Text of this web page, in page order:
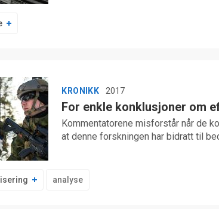
KRONIKK 2017
For enkle konklusjoner om
Kommentatorene misforstår når de
at denne forskningen har bidratt til
analyse